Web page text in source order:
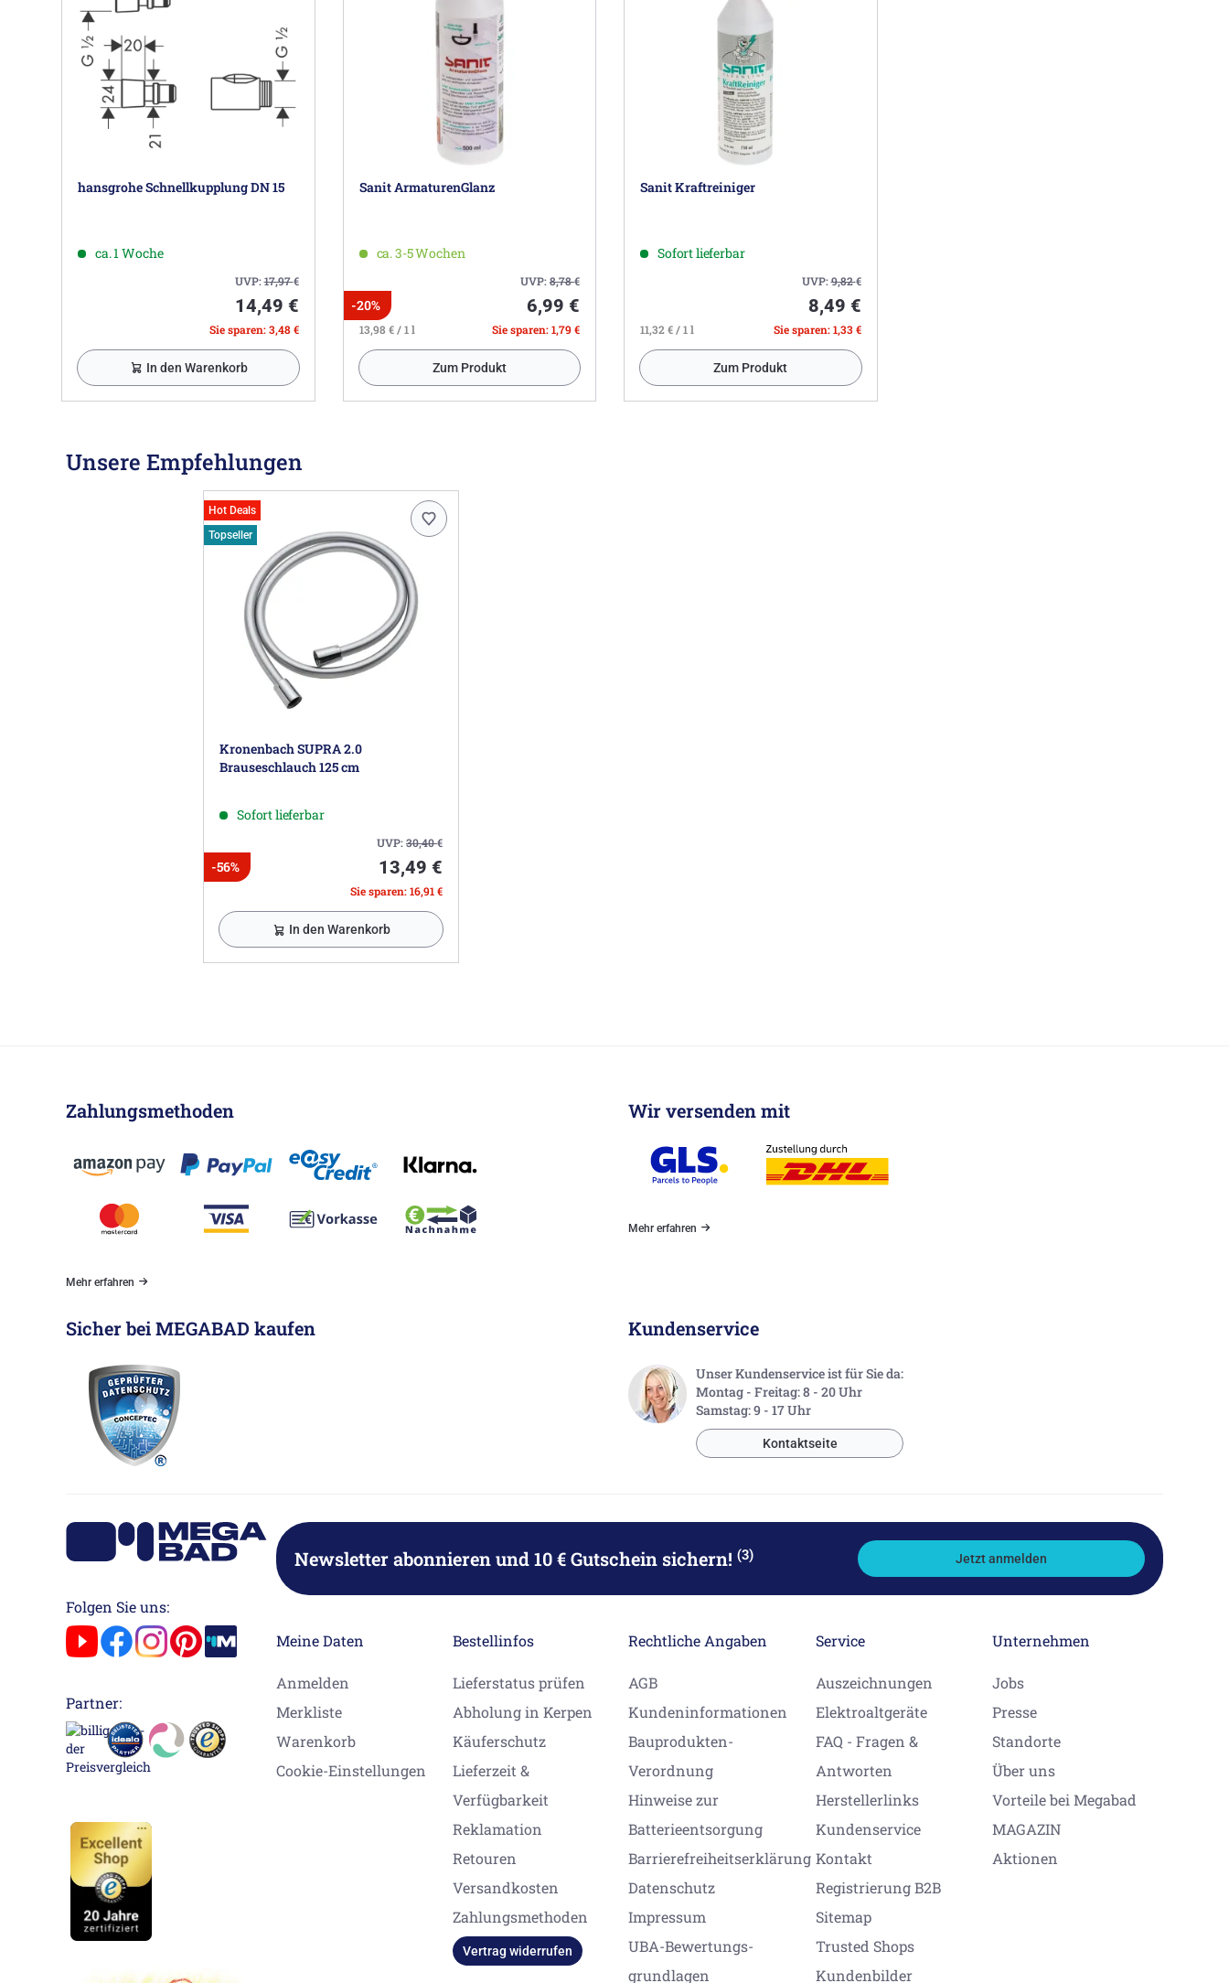
hansgrohe Schnellkupplung DN 15
ca. 1 Woche
UVP:17,97€
14,49 €
Sie sparen: 3,48 €
In den Warenkorb
Sanit ArmaturenGlanz
ca. 3-5 Wochen
UVP:8,78€
-20% 6,99 €
13,98 € / 1 l Sie sparen: 1,79 €
Zum Produkt
Sanit Kraftreiniger
Sofort lieferbar
UVP:9,82€
8,49 €
11,32 € / 1 l Sie sparen: 1,33 €
Zum Produkt
Unsere Empfehlungen
Hot Deals
Topseller
Kronenbach SUPRA 2.0
Brauseschlauch 125 cm
Sofort lieferbar
UVP:30,40€
-56% 13,49 €
Sie sparen: 16,91 €
In den Warenkorb
Zahlungsmethoden
Mehr erfahren
Wir versenden mit
Mehr erfahren
Sicher bei MEGABAD kaufen Kundenservice
Unser Kundenservice ist für Sie da:
Montag - Freitag: 8 - 20 Uhr
Samstag: 9 - 17 Uhr
Kontaktseite
Folgen Sie uns:
Partner:
Newsletter abonnierenund 10 € Gutschein sichern! (3) Jetzt anmelden
Meine Daten
Anmelden
Merkliste
Warenkorb
Cookie-Einstellungen
Bestellinfos
Lieferstatus prüfen
Abholung in Kerpen
Käuferschutz
Lieferzeit &
Verfügbarkeit
Reklamation
Retouren
Versandkosten
Zahlungsmethoden
Vertrag widerrufen
Rechtliche Angaben
AGB
Kundeninformationen
Bauprodukten-
Verordnung
Hinweise zur
Batterieentsorgung
Barrierefreiheitserklärung
Datenschutz
Impressum
UBA-Bewertungs-
grundlagen
Service
Auszeichnungen
Elektroaltgeräte
FAQ - Fragen &
Antworten
Herstellerlinks
Kundenservice
Kontakt
Registrierung B2B
Sitemap
Trusted Shops
Kundenbilder
Unternehmen
Jobs
Presse
Standorte
Über uns
Vorteile bei Megabad
MAGAZIN
Aktionen